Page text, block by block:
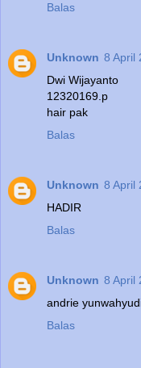
Balas
Unknown 8 April
Dwi Wijayanto
12320169.p
hair pak
Balas
Unknown 8 April
HADIR
Balas
Unknown 8 April
andrie
Balas